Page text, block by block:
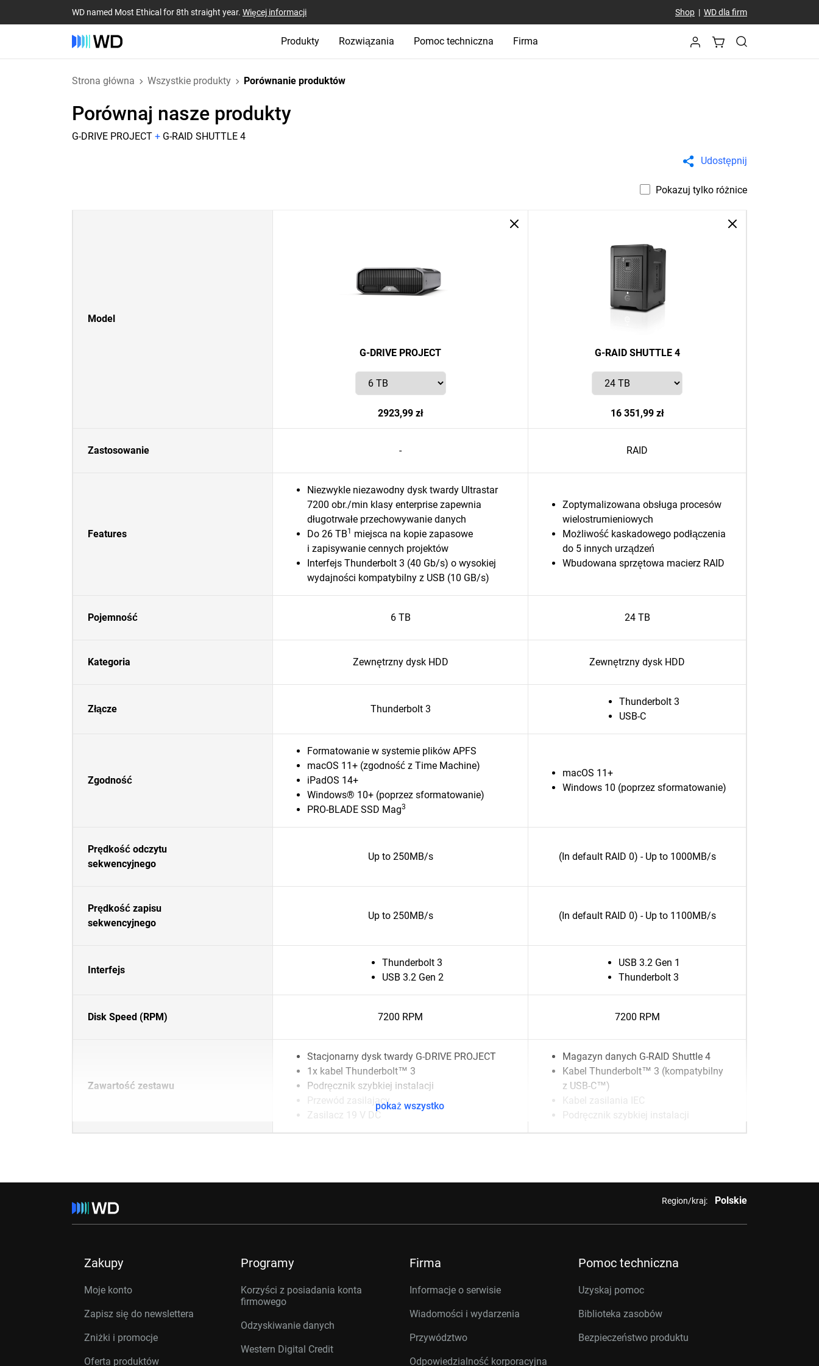
WD named Most Ethical for 8th straight year. Więcej informacji Shop| WD dla firm
Produkty Rozwiązania Pomoc techniczna Firma
Strona główna Wszystkie produkty Porównanie produktów
Porównaj nasze produkty
G-DRIVE PROJECT + G-RAID SHUTTLE 4
Udostępnij
Pokazuj tylko różnice
Model
G-DRIVE PROJECT
2923,99 zł
G-RAID SHUTTLE 4
16 351,99 zł
Zastosowanie - RAID
Features
Niezwykle niezawodny dysk twardy Ultrastar
7200 obr./min klasy enterprise zapewnia
długotrwałe przechowywanie danych
Do 26 TB1 miejsca na kopie zapasowe
i zapisywanie cennych projektów
Interfejs Thunderbolt 3 (40 Gb/s) o wysokiej
wydajności kompatybilny z USB (10 GB/s)
Zoptymalizowana obsługa procesów
wielostrumieniowych
Możliwość kaskadowego podłączenia
do 5 innych urządzeń
Wbudowana sprzętowa macierz RAID
Pojemność 6 TB 24 TB
Kategoria Zewnętrzny dysk HDD Zewnętrzny dysk HDD
Złącze Thunderbolt 3
Thunderbolt 3
USB-C
Zgodność
Formatowanie w systemie plików APFS
macOS 11+ (zgodność z Time Machine)
iPadOS 14+
Windows® 10+ (poprzez sformatowanie)
PRO-BLADE SSD Mag3
macOS 11+
Windows 10 (poprzez sformatowanie)
Prędkość odczytu
sekwencyjnego
Up to 250MB/s (In default RAID 0) - Up to 1000MB/s
Prędkość zapisu
sekwencyjnego
Up to 250MB/s (In default RAID 0) - Up to 1100MB/s
Interfejs
Thunderbolt 3
USB 3.2 Gen 2
USB 3.2 Gen 1
Thunderbolt 3
Disk Speed (RPM) 7200 RPM 7200 RPM
Zawartość zestawu
Stacjonarny dysk twardy G-DRIVE PROJECT
1x kabel Thunderbolt™ 3
Podręcznik szybkiej instalacji
Przewód zasilający
Zasilacz 19 V DC
Magazyn danych G-RAID Shuttle 4
Kabel Thunderbolt™ 3 (kompatybilny
z USB-C™)
Kabel zasilania IEC
Podręcznik szybkiej instalacji
pokaż wszystko
Region/kraj: Polskie
Zakupy
Moje konto
Zapisz się do newslettera
Zniżki i promocje
Oferta produktów
Programy
Korzyści z posiadania konta
firmowego
Odzyskiwanie danych
Western Digital Credit
Firma
Informacje o serwisie
Wiadomości i wydarzenia
Przywództwo
Odpowiedzialność korporacyjna
Pomoc techniczna
Uzyskaj pomoc
Biblioteka zasobów
Bezpieczeństwo produktu